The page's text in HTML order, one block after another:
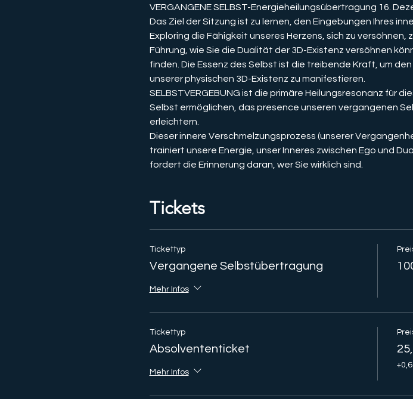
VERGANGENE SELBST-Energieheilungsübertragung 16.
Das Ziel der Sitzung ist zu lernen, den Eingebungen Ihres
Exploring die Fähigkeit unseres Herzens, sich zu versöhnen,
Führung, wie Sie die Dualität der 3D-Existenz versöhnen
finden. Die Essenz des Selbst ist die treibende Kraft, um
unserer physischen 3D-Existenz zu manifestieren.
SELBSTVERGEBUNG ist die primäre Heilungsresonanz für
Selbst ermöglichen, das presence unseren vergangenen
erleichtern.
Dieser innere Verschmelzungsprozess (unserer
trainiert unsere Energie, unser Inneres zwischen Ego und
fordert die Erinnerung daran, wer Sie wirklich sind.
Tickets
Tickettyp
Vergangene Selbstübertragung
Mehr Infos
Tickettyp
Absolvententicket
Mehr Infos